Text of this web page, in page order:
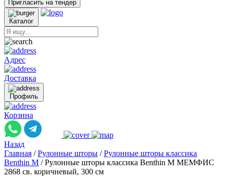
Пригласить на тендер
Каталог
Адрес
Доставка
Профиль
Корзина
Назад
Главная / Рулонные шторы / Рулонные шторы классика
Benthin M / Рулонные шторы классика Benthin M МЕМФИС
2868 св. коричневый, 300 см